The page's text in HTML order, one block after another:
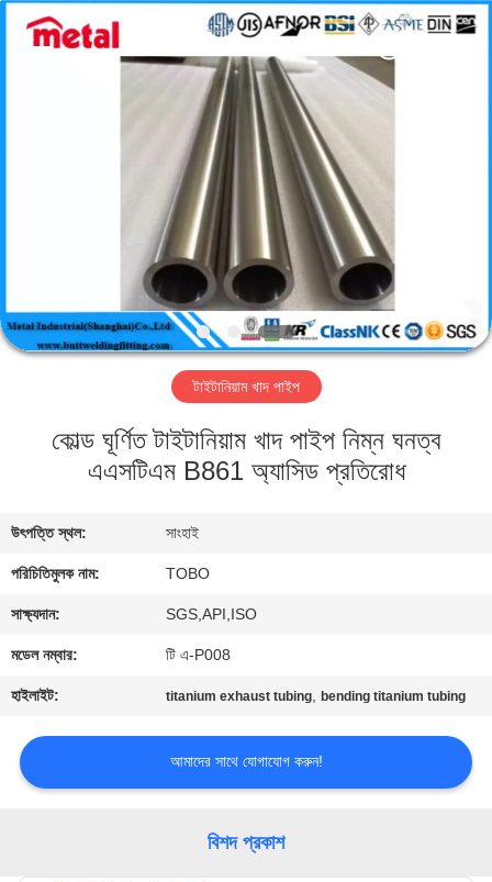
কারখানা
যোগাযোগ
করুন
খবর
মামলা
STEEL
GROUP
CHINA.
টাইটানিয়াম খাদ পাইপ
কোল্ড ঘূর্ণিত টাইটানিয়াম খাদ পাইপ নিম্ন ঘনত্ব
এএসটিএম B861 অ্যাসিড প্রতিরোধ
উৎপত্তি স্থল: সাংহাই
পরিচিতিমুলক নাম: TOBO
সাক্ষ্যদান: SGS,API,ISO
মডেল নম্বার: টি এ-P008
হাইলাইট: titanium exhaust tubing,bending titanium tubing
আমাদের সাথে যোগাযোগ করুন!
বিশদ প্রকাশ